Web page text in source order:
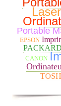
Portable
EPSON
CANON